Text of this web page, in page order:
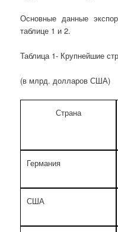
Основные данные
таблице 1 и 2.
Таблица 1- Крупнейшие
(в млрд. долларов США)
Страна
Германия
США